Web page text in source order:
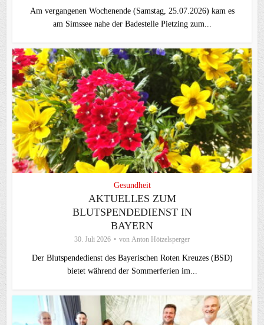
Am vergangenen Wochenende (Samstag, 25.07.2026) kam es
am Simssee nahe der Badestelle Pietzing zum...
Gesundheit
AKTUELLES ZUM
BLUTSPENDEDIENST IN
BAYERN
30. Juli 2026 von Anton Hötzelsperger
Der Blutspendedienst des Bayerischen Roten Kreuzes (BSD)
bietet während der Sommerferien im...